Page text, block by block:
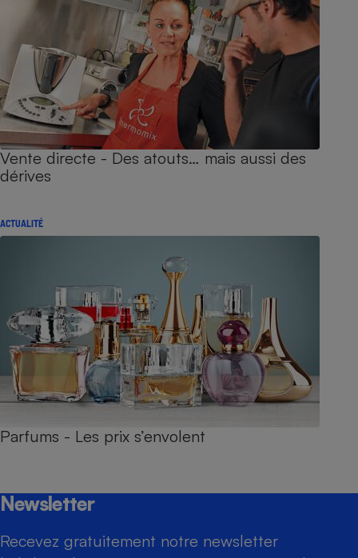
Vente directe - Des atouts… mais aussi des
dérives
ACTUALITÉ
Parfums - Les prix s’envolent
Newsletter
Recevez gratuitement notre newsletter